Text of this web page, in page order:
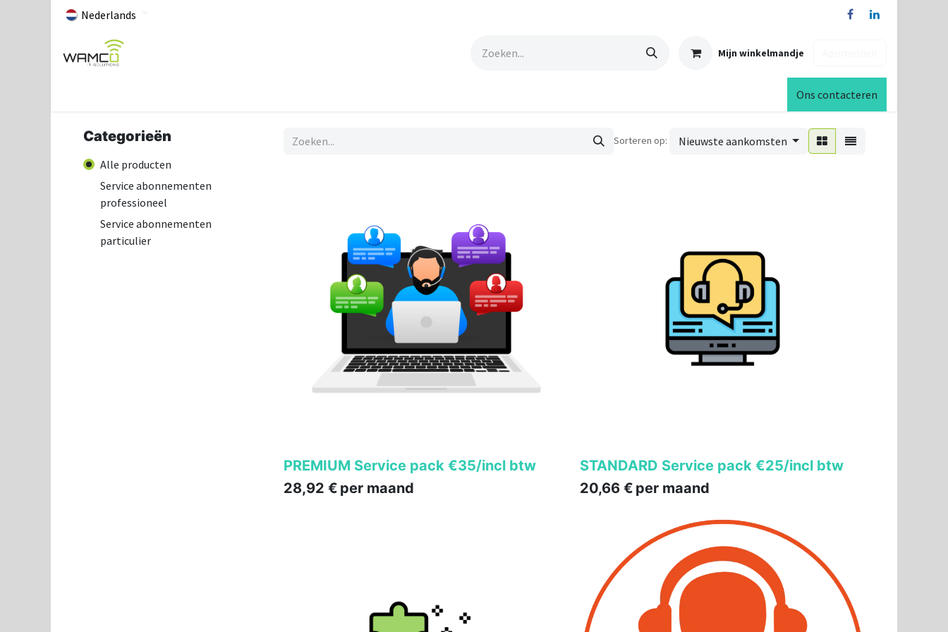
Nederlands
Mijn winkelmandje
Ons contacteren
Categorieën
Alle producten
Service abonnementen
professioneel
Service abonnementen
particulier
Sorteren op: Nieuwste aankomsten
PREMIUM Service pack €35/incl btw
28,92 € per maand
STANDARD Service pack €25/incl btw
20,66 € per maand